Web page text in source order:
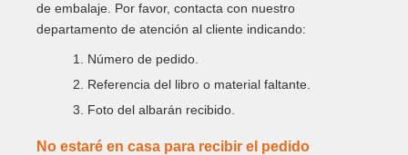
de embalaje. Por favor, contacta con nuestro
departamento de atención al cliente indicando:
1. Número de pedido.
2. Referencia del libro o material faltante.
3. Foto del albarán recibido.
No estaré en casa para recibir el pedido